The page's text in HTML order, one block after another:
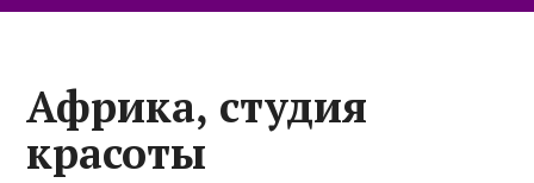
Африка, студия
красоты